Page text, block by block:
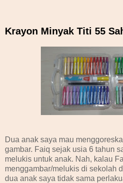
Krayon Minyak Titi 55
Dua anak saya mau
gambar. Faiq sejak usia 6 tahun
melukis untuk anak. Nah, kalau
menggambar/melukis di sekolah
dua anak saya tidak sama